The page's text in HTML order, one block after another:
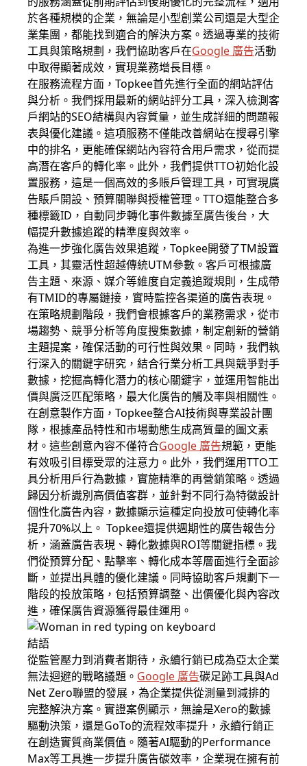
於各種規模的企業，無論是小型創業公司還是大型企
業集團，都能找到適合的解決方案。透過專業的技術
工具與策略規劃，我們協助客戶在Google 廣告活動
中取得顯著成效，實現業務增長目標。
在服務流程方面，Topkee首先進行全面的網站評估
與分析。我們採用最新的網站評分工具，深入檢測客
戶網站的SEO結構與內容質量，並生成詳細的問題報
表與優化建議。這項服務不僅能改善網站在搜尋引擎
中的排名，更能確保網站內容符合用戶需求，從而提
高潛在客戶的轉化率。此外，我們提供TTO初始化設
置服務，這是一個高效的多賬戶管理工具，可實現廣
告賬戶開設、預算關聯與授權管理。TTO還能整合多
種標籤ID，自動同步轉化事件數據至廣告後台，大
幅提升數據追蹤的精準度與效率。
為進一步強化廣告效果追蹤，Topkee開發了TM設置
工具，其靈活性超越傳統UTM參數。客戶可根據廣
告主題、來源、媒介等維度自定義追蹤規則，生成帶
有TMID的專屬鏈接，實時監控各渠道的廣告表現。
在策略規劃階段，我們會根據客戶的業務需求，從市
場趨勢、競爭分析等角度搜集數據，制定創新的營銷
主題提案，確保活動的可行性與效果。同時，我們執
行深入的關鍵字研究，結合行業分析工具與競爭對手
數據，挖掘高轉化潛力的核心關鍵字，並運用智能出
價與廣泛匹配策略，最大化廣告的觸及率與相關性。
在創意製作方面，Topkee整合AI技術與專業設計團
隊，根據產品特性和市場動態生成高質量的圖文素
材。這些創意內容不僅符合Google 廣告規範，更能
有效吸引目標受眾的注意力。此外，我們運用TTO工
具分析用戶行為數據，實施精準的再營銷策略。透過
歸因分析識別高價值客群，並針對不同行為特徵設計
個性化廣告內容，數據顯示這種定向投放可使轉化率
提升70%以上。 Topkee還提供週期性的廣告報告分
析，涵蓋廣告表現、轉化數據與ROI等關鍵指標。我
們從預算分配、點擊率、轉化成本等層面進行全面診
斷，並提出具體的優化建議。同時協助客戶規劃下一
階段的投放策略，包括預算調整、出價優化與內容改
進，確保廣告資源獲得最佳運用。
結語
從監管壓力到消費者期待，永續行銷已成為亞太企業
無法迴避的戰略議題。 Google 廣告碳足跡工具與Ad
Net Zero聯盟的發展，為企業提供從測量到減排的
完整解決方案。實證案例顯示，無論是Xero的數據
驅動決策，還是GoTo的流程效率提升，永續行銷正
在創造實質商業價值。隨著AI驅動的Performance
Max等工具進一步提升廣告碳效率，企業現在擁有前